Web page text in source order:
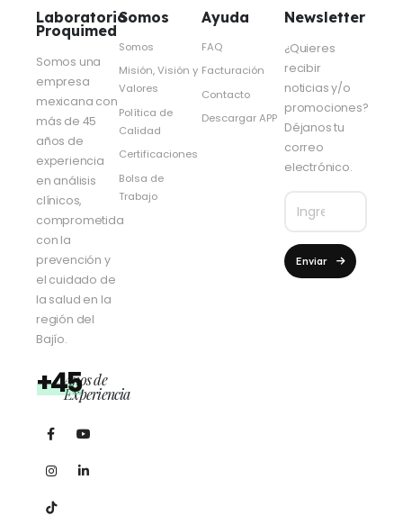
Laboratorio
Proquimed
Somos una
empresa
mexicana con
más de 45
años de
experiencia
en análisis
clínicos,
comprometida
con la
prevención y
el cuidado de
la salud en la
región del
Bajío.
+45Años de
Experiencia
Somos
Somos
Misión, Visión y
Valores
Política de
Calidad
Certificaciones
Bolsa de
Trabajo
Ayuda
FAQ
Facturación
Contacto
Descargar APP
Newsletter
¿Quieres
recibir
noticias y/o
promociones?
Déjanos tu
correo
electrónico.
Enviar